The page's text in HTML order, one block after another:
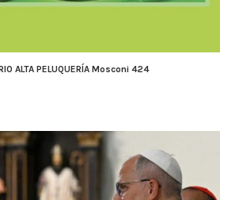
ALTA PELUQUERÍA Mosconi 424